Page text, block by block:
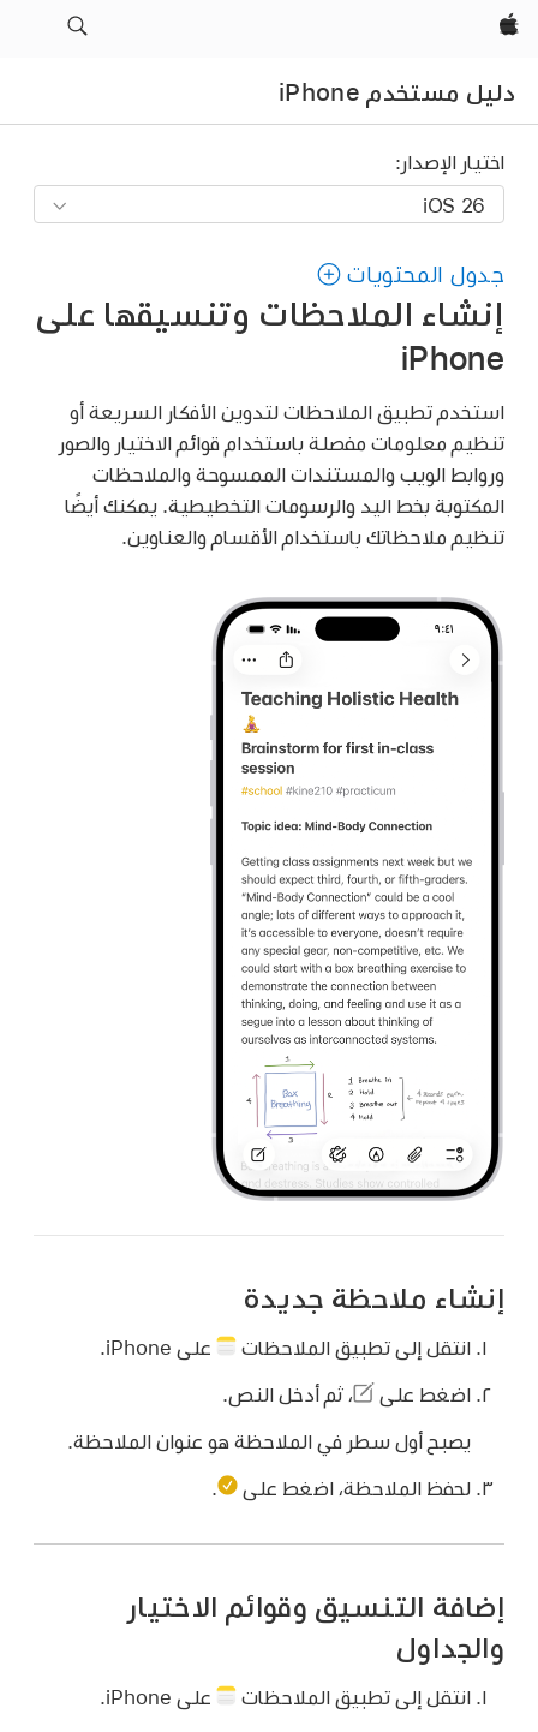
Apple‏
دليل مستخدم iPhone
اختيار الإصدار:
جدول المحتويات
إنشاء الملاحظات وتنسيقها على
iPhone
استخدم تطبيق الملاحظات لتدوين الأفكار السريعة أو
تنظيم معلومات مفصلة باستخدام قوائم الاختيار والصور
وروابط الويب والمستندات الممسوحة والملاحظات
المكتوبة بخط اليد والرسومات التخطيطية. يمكنك أيضًا
تنظيم ملاحظاتك باستخدام الأقسام والعناوين.
إنشاء ملاحظة جديدة
انتقل إلى تطبيق الملاحظات على iPhone.
اضغط على ، ثم أدخل النص.
يصبح أول سطر في الملاحظة هو عنوان الملاحظة.
لحفظ الملاحظة، اضغط على
إضافة التنسيق وقوائم الاختيار
والجداول
انتقل إلى تطبيق الملاحظات على iPhone.